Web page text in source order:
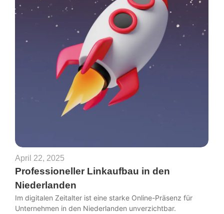
April 22, 2025
Professioneller Linkaufbau in den
Niederlanden
Im digitalen Zeitalter ist eine starke Online-Präsenz für
Unternehmen in den Niederlanden unverzichtbar.